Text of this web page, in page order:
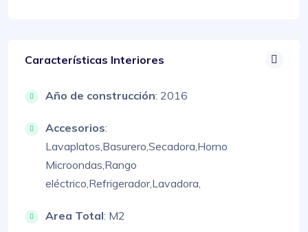
Características Interiores
Año de construcción: 2016
Accesorios:
Lavaplatos,Basurero,Secadora,Horno
Microondas,Rango
eléctrico,Refrigerador,Lavadora,
Area Total: M2